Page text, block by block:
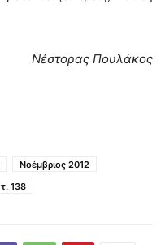
Νέστορας Πουλάκος
Νοέμβριος 2012
τ. 138